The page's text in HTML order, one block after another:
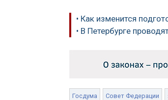
• Как изменится
• В Петербурге
Госдума Совет Федерации